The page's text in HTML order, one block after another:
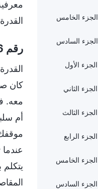
الجزء الخامس
الجزء السادس
الجزء الأول
الجزء الثاني
الجزء الثالث
الجزء الرابع
الجزء الخامس
الجزء السادس
رقم 6: القدرة على إصدار الأحكام
كان
معه.
أم